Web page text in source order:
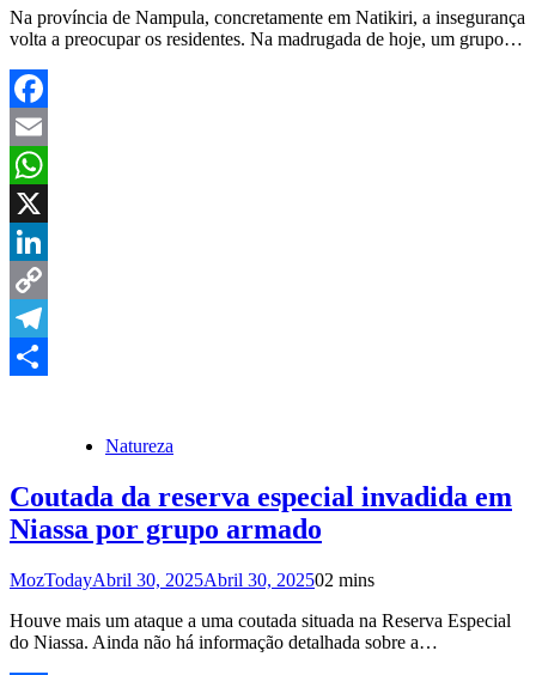
Na província de Nampula, concretamente em Natikiri, a insegurança
volta a preocupar os residentes. Na madrugada de hoje, um grupo…
Facebook
Email
WhatsApp
X
LinkedIn
Copy
Link
Telegram
Natureza
Coutada da reserva especial invadida em
Niassa por grupo armado
MozTodayAbril 30, 2025Abril 30, 202502 mins
Houve mais um ataque a uma coutada situada na Reserva Especial
do Niassa. Ainda não há informação detalhada sobre a…